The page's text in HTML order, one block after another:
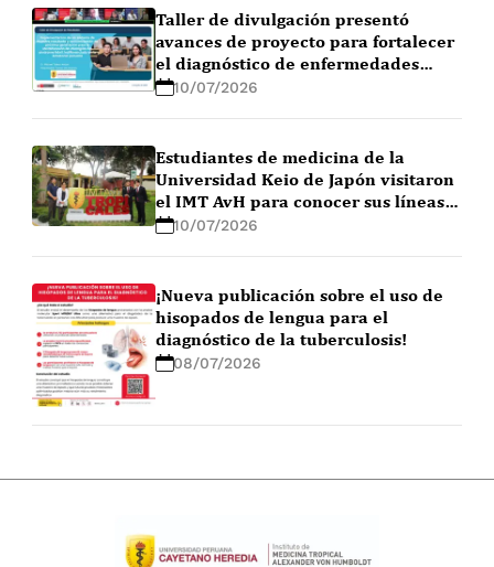
Taller de divulgación presentó
avances de proyecto para fortalecer
el diagnóstico de enfermedades
febriles en la Amazonía peruana
10/07/2026
Estudiantes de medicina de la
Universidad Keio de Japón visitaron
el IMT AvH para conocer sus líneas
de investigación
10/07/2026
¡Nueva publicación sobre el uso de
hisopados de lengua para el
diagnóstico de la tuberculosis!
08/07/2026